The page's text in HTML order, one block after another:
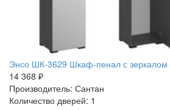
Энсо ШК-3629 Шкаф-пенал с зеркалом
14 368 ₽
Производитель: Сантан
Количество дверей: 1